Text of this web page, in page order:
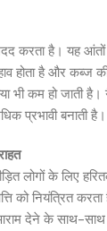
करता है। यह
होता है और कब्ज की
भी कम हो जाती
प्रभावी बनाती है।
लोगों के लिए
को नियंत्रित
देने के साथ-साथ